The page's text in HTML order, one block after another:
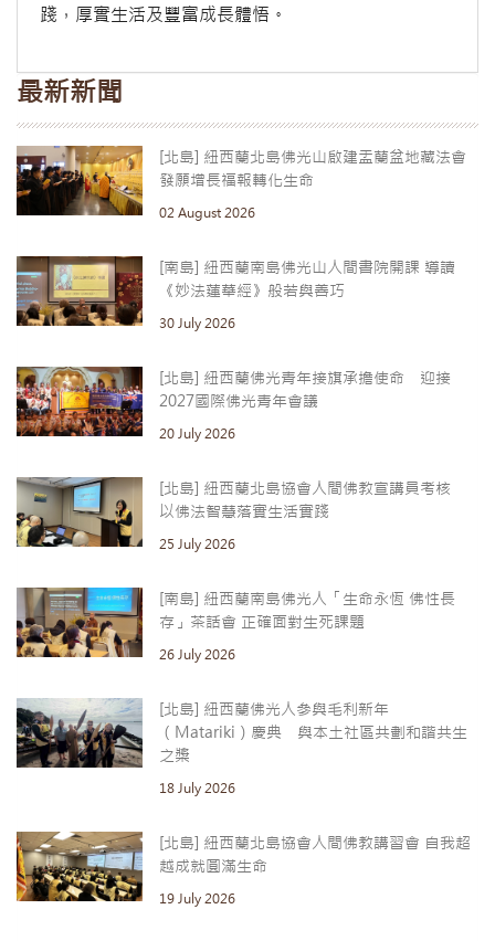
踐，厚實生活及豐富成長體悟。
最新新聞
[北島] 紐西蘭北島佛光山啟建盂蘭盆地藏法會
發願增長福報轉化生命
02 August 2026
[南島] 紐西蘭南島佛光山人間書院開課 導讀
《妙法蓮華經》般若與善巧
30 July 2026
[北島] 紐西蘭佛光青年接旗承擔使命 迎接
2027國際佛光青年會議
20 July 2026
[北島] 紐西蘭北島協會人間佛教宣講員考核
以佛法智慧落實生活實踐
25 July 2026
[南島] 紐西蘭南島佛光人「生命永恆 佛性長
存」茶話會 正確面對生死課題
26 July 2026
[北島] 紐西蘭佛光人參與毛利新年
（Matariki）慶典 與本土社區共劃和諧共生
之槳
18 July 2026
[北島] 紐西蘭北島協會人間佛教講習會 自我超
越成就圓滿生命
19 July 2026